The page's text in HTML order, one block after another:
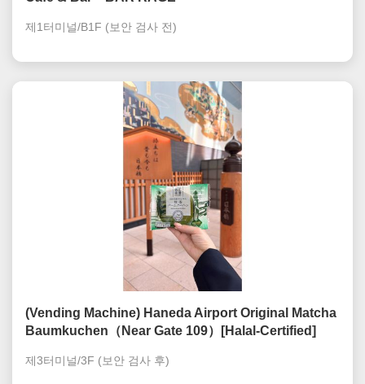
제1터미널/B1F (보안 검사 전)
(Vending Machine) Haneda Airport Original Matcha
Baumkuchen（Near Gate 109）[Halal-Certified]
제3터미널/3F (보안 검사 후)